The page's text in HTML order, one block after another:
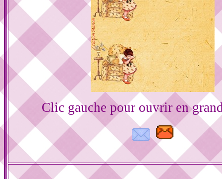
Clic gauche pour ouvrir en